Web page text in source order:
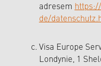
adresem
de/
Visa Europe
Londynie, 1